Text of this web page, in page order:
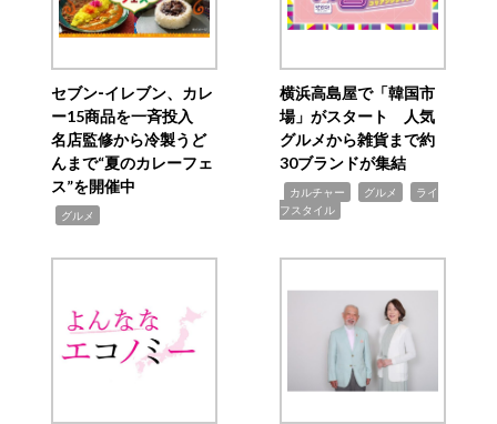
セブン‐イレブン、カレ
ー15商品を一斉投入
名店監修から冷製うど
んまで“夏のカレーフェ
ス”を開催中
グルメ
横浜高島屋で「韓国市
場」がスタート 人気
グルメから雑貨まで約
30ブランドが集結
カルチャー グルメ
ライ
フスタイル